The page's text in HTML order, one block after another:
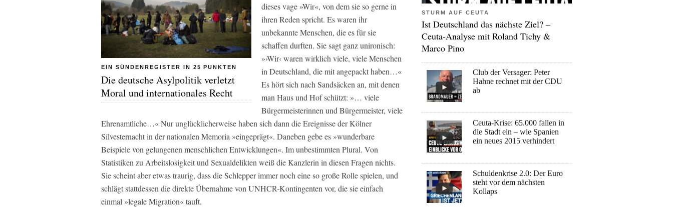
EIN SÜNDENREGISTER IN 25 PUNKTEN
Die deutsche Asylpolitik verletzt
Moral und internationales Recht
dieses vage »Wir«, von dem sie so gerne in
ihren Reden spricht. Es waren ihr
unbekannte Menschen, die es für sie
schaffen durften. Sie sagt ganz unironisch:
»›Wir‹ waren wirklich viele, viele Menschen
in Deutschland, die mit angepackt haben…«
Es hört sich nach Sandsäcken an, mit denen
man Haus und Hof schützt: »… viele
Bürgermeisterinnen und Bürgermeister, viele
Ehrenamtliche…« Nur unglücklicherweise haben sich dann die Ereignisse der Kölner
Silvesternacht in der nationalen Memoria »eingeprägt«. Daneben gebe es »wunderbare
Beispiele von gelungenen menschlichen Entwicklungen«. Im unbestimmten Plural. Von
Statistiken zu Arbeitslosigkeit und Sexualdelikten weiß die Kanzlerin in diesen Fragen nichts.
Sie scheint aber etwas traurig, dass die Schlepper immer noch eine so große Rolle spielen, und
schlägt stattdessen die direkte Übernahme von UNHCR-Kontingenten vor, die sie einfach
einmal »legale Migration« tauft.
STURM AUF CEUTA
Ist Deutschland das nächste Ziel? –
Ceuta-Analyse mit Roland Tichy &
Marco Pino
Club der Versager: Peter
Hahne rechnet mit der CDU
ab
Ceuta-Krise: 65.000 fallen in
die Stadt ein – wie Spanien
ein neues 2015 verhindert
Schuldenkrise 2.0: Der Euro
steht vor dem nächsten
Kollaps